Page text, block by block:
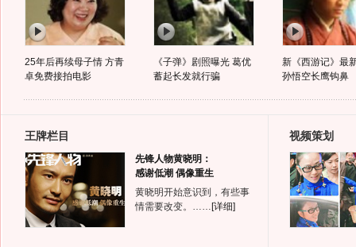
25年后再续母子情 方青
卓免费接拍电影
《子弹》剧照曝光 葛优
蓄起长发就行骗
新《西游记》最
孙悟空长鹰钩鼻
王牌栏目
先锋人物黄晓明：
感谢低潮 偶像重生
黄晓明开始意识到，有些事
情需要改变。…… [详细]
视频策划